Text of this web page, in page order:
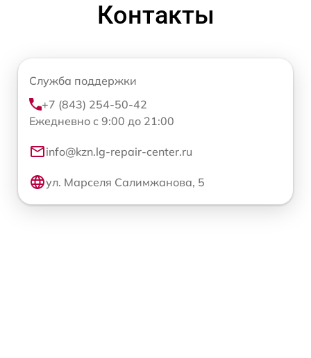
Контакты
Служба поддержки
+7 (843) 254-50-42
Ежедневно с 9:00 до 21:00
info@kzn.lg-repair-center.ru
ул. Марселя Салимжанова, 5